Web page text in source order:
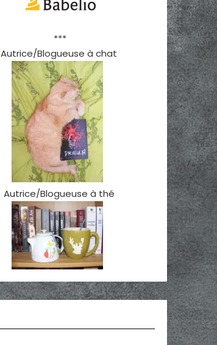
***
Autrice/Blogueuse à chat
Autrice/Blogueuse à thé